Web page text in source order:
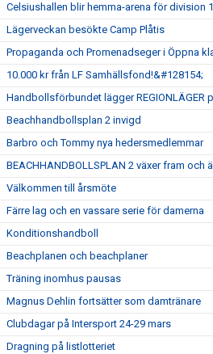
Celsiushallen blir hemma-arena för division 1
Lägerveckan besökte Camp Plåtis
Propaganda och Promenadseger i Öppna
10.000 kr från LF Samhällsfond!&#128154;
Handbollsförbundet lägger REGIONLÄGER
Beachhandbollsplan 2 invigd
Barbro och Tommy nya hedersmedlemmar
BEACHHANDBOLLSPLAN 2 växer fram och
Välkommen till årsmöte
Färre lag och en vassare serie för damerna
Konditionshandboll
Beachplanen och beachplaner
Träning inomhus pausas
Magnus Dehlin fortsätter som damtränare
Clubdagar på Intersport 24-29 mars
Dragning på listlotteriet